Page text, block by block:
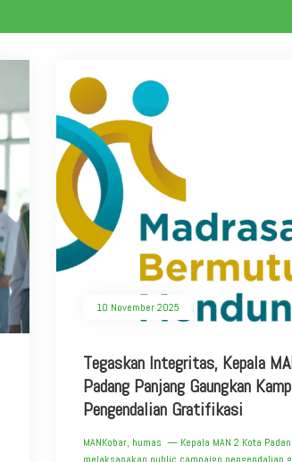
10 November 2025
Tegaskan Integritas, Kepala
Padang Panjang Gaungkan
Pengendalian Gratifikasi
MANKobar, humas — Kepala MAN 2 Kota